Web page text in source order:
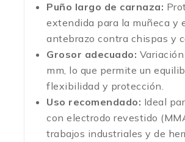
Puño largo de carnaza:
extendida para la muñeca y
antebrazo contra chispas y
Grosor adecuado:
mm, lo que permite un
flexibilidad y protección.
Uso recomendado: Ideal
con electrodo revestido
trabajos industriales y de